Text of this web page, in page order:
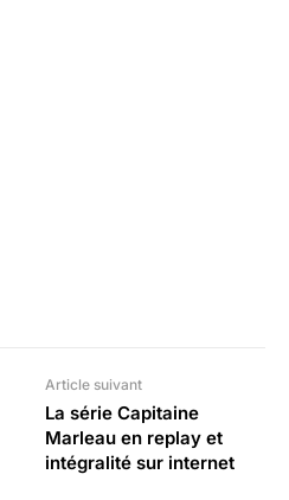
Article suivant
La série Capitaine
Marleau en replay et
intégralité sur internet